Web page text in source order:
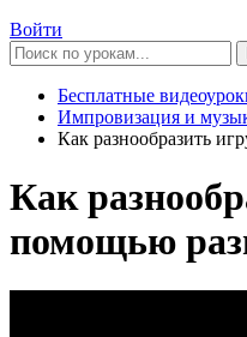
Войти
Бесплатные
Импровизация и
Как разнообразить
Как
помощью